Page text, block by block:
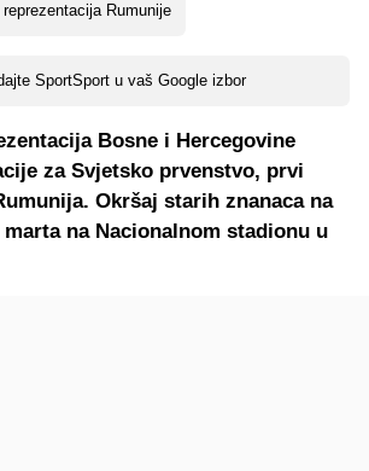
reprezentacija Rumunije
SportSport u vaš Google izbor
Bosne i Hercegovine
za Svjetsko prvenstvo, prvi
Okršaj starih znanaca na
na Nacionalnom stadionu u